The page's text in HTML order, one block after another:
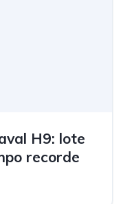
H9: lote
recorde